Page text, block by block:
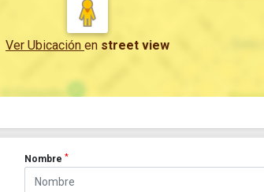
Ver Ubicación en street view
Nombre*